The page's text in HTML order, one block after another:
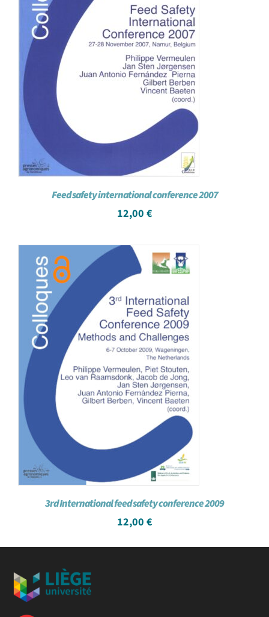
Feed safety international conference 2007
12,00 €
3rd International feed safety conference 2009
12,00 €